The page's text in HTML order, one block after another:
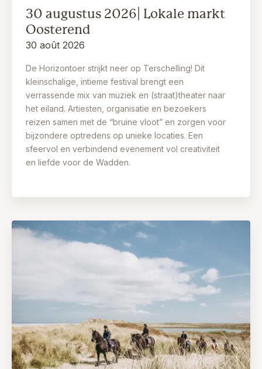
30 augustus 2026| Lokale markt
Oosterend
30 août 2026
De Horizontoer strijkt neer op Terschelling! Dit
kleinschalige, intieme festival brengt een
verrassende mix van muziek en (straat)theater naar
het eiland. Artiesten, organisatie en bezoekers
reizen samen met de “bruine vloot” en zorgen voor
bijzondere optredens op unieke locaties. Een
sfeervol en verbindend evenement vol creativiteit
en liefde voor de Wadden.